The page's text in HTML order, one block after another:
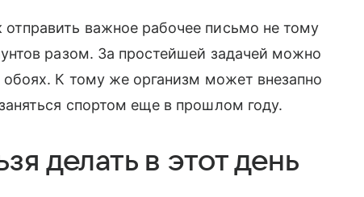
важное рабочее письмо не тому
разом. За простейшей задачей можно
К тому же организм может внезапно
спортом еще в прошлом году.
делать в этот день